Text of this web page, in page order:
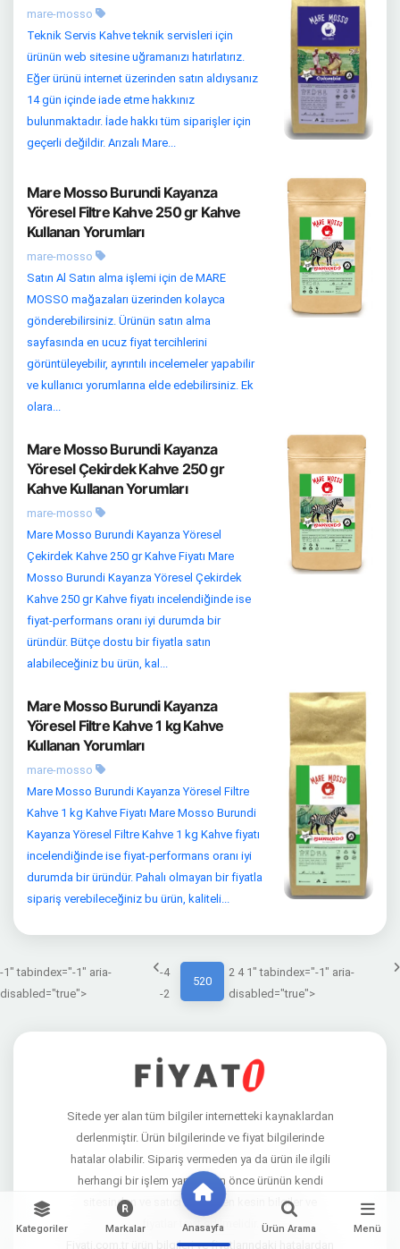
Kategoriler Markalar Anasayfa Ürün Arama Menü
mare-mosso
Teknik Servis Kahve teknik servisleri için
ürünün web sitesine uğramanızı hatırlatırız.
Eğer ürünü internet üzerinden satın aldıysanız
14 gün içinde iade etme hakkınız
bulunmaktadır. İade hakkı tüm siparişler için
geçerli değildir. Arızalı Mare...
Mare Mosso Burundi Kayanza
Yöresel Filtre Kahve 250 gr Kahve
Kullanan Yorumları
mare-mosso
Satın Al Satın alma işlemi için de MARE
MOSSO mağazaları üzerinden kolayca
gönderebilirsiniz. Ürünün satın alma
sayfasında en ucuz fiyat tercihlerini
görüntüleyebilir, ayrıntılı incelemeler yapabilir
ve kullanıcı yorumlarına elde edebilirsiniz. Ek
olara...
Mare Mosso Burundi Kayanza
Yöresel Çekirdek Kahve 250 gr
Kahve Kullanan Yorumları
mare-mosso
Mare Mosso Burundi Kayanza Yöresel
Çekirdek Kahve 250 gr Kahve Fiyatı Mare
Mosso Burundi Kayanza Yöresel Çekirdek
Kahve 250 gr Kahve fiyatı incelendiğinde ise
fiyat-performans oranı iyi durumda bir
üründür. Bütçe dostu bir fiyatla satın
alabileceğiniz bu ürün, kal...
Mare Mosso Burundi Kayanza
Yöresel Filtre Kahve 1 kg Kahve
Kullanan Yorumları
mare-mosso
Mare Mosso Burundi Kayanza Yöresel Filtre
Kahve 1 kg Kahve Fiyatı Mare Mosso Burundi
Kayanza Yöresel Filtre Kahve 1 kg Kahve fiyatı
incelendiğinde ise fiyat-performans oranı iyi
durumda bir üründür. Pahalı olmayan bir fiyatla
sipariş verebileceğiniz bu ürün, kaliteli...
-1" tabindex="-1" aria-
disabled="true">
-4
-2
520
2 4 1" tabindex="-1" aria-
disabled="true">
Sitede yer alan tüm bilgiler internetteki kaynaklardan
derlenmiştir. Ürün bilgilerinde ve fiyat bilgilerinde
hatalar olabilir. Sipariş vermeden ya da ürün ile ilgili
herhangi bir işlem yapmadan önce ürünün kendi
sitesinden ve satıcı sitelerden kesin bilgiler ve
fiyatlar teyit edilmelidir.
Fiyati.com.tr ürün bilgileri ve fiyatlarındaki hatalardan